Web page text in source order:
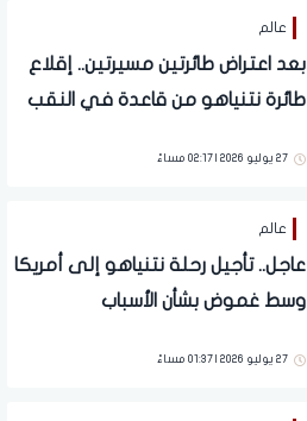
عالم
بعد اعتراض طائرتين مسيرتين.. إقلاع
طائرة نتنياهو من قاعدة في النقب
27 يوليو 2026 | 02:17 مساءً
عالم
عاجل.. تأجيل رحلة نتنياهو إلى أمريكا
وسط غموض بشأن الأسباب
27 يوليو 2026 | 01:37 مساءً